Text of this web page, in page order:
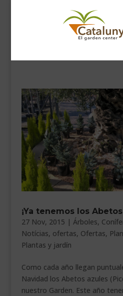
SÍGUENOS
INICIO
PLANTAS
COMPLEMENTOS JARDÍN
MASCOTAS
DECORACIÓN
HORARIO GARDEN
BLOG
___________________________
¡Ya tenemos los
27 Nov, 2015 | Árboles,
Notícias, ofertas, Ofertas,
Plantas y jardín
Como cada año llegan
Navidad los Abetos azules
nuestro Garden. Este año